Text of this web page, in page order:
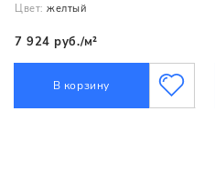
Цвет: желтый
7 924 руб./м²
В корзину